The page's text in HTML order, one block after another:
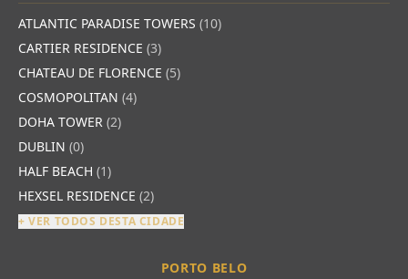
ATLANTIC PARADISE TOWERS (10)
CARTIER RESIDENCE (3)
CHATEAU DE FLORENCE (5)
COSMOPOLITAN (4)
DOHA TOWER (2)
DUBLIN (0)
HALF BEACH (1)
HEXSEL RESIDENCE (2)
+ VER TODOS DESTA CIDADE
PORTO BELO